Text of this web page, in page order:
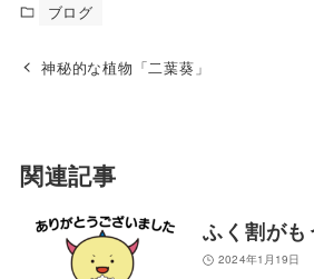
ブログ
神秘的な植物「二葉葵」
関連記事
ふく割が
2024年1月19日